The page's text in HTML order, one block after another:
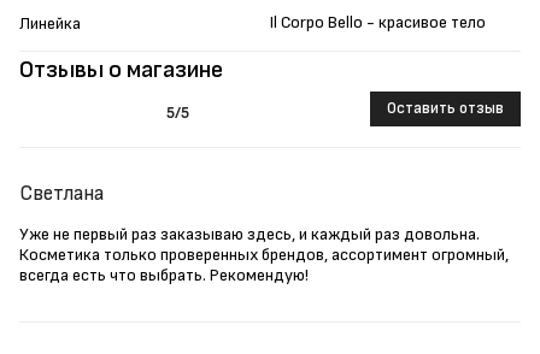
Отзывы о магазине
5/5 Оставить отзыв
Светлана
Уже не первый раз заказываю здесь, и каждый раз довольна.
Косметика только проверенных брендов, ассортимент огромный,
всегда есть что выбрать. Рекомендую!
Линейка Il Corpo Bello - красивое тело